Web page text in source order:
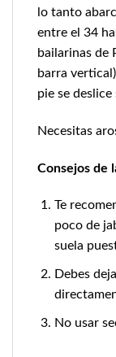
lo tanto
entre el 34
bailarinas de
barra
pie se
Necesitas
Consejos de
Te
poco de
suela
Debes
No usar